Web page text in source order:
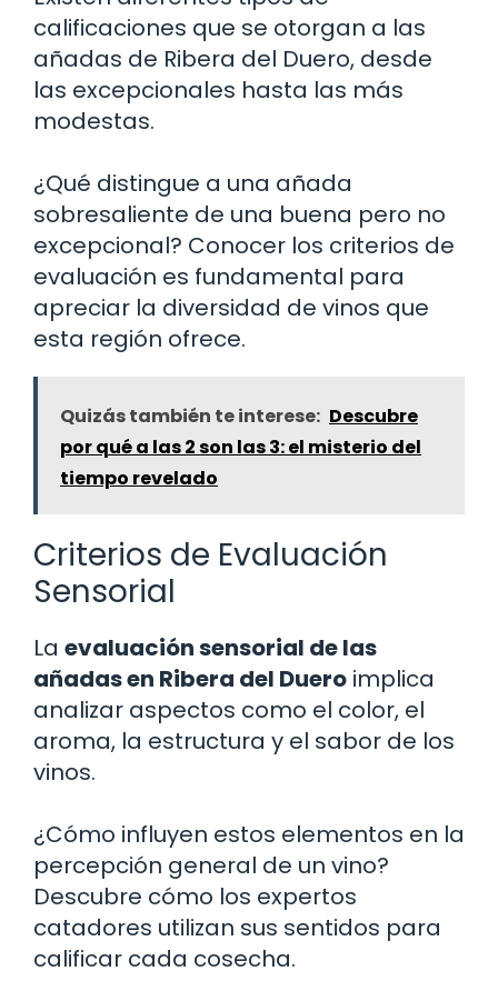
calificaciones que se otorgan a las
añadas de Ribera del Duero, desde
las excepcionales hasta las más
modestas.
¿Qué distingue a una añada
sobresaliente de una buena pero no
excepcional? Conocer los criterios de
evaluación es fundamental para
apreciar la diversidad de vinos que
esta región ofrece.
Quizás también te interese: Descubre
por qué a las 2 son las 3: el misterio del
tiempo revelado
Criterios de Evaluación
Sensorial
La evaluación sensorial de las
añadas en Ribera del Duero implica
analizar aspectos como el color, el
aroma, la estructura y el sabor de los
vinos.
¿Cómo influyen estos elementos en la
percepción general de un vino?
Descubre cómo los expertos
catadores utilizan sus sentidos para
calificar cada cosecha.